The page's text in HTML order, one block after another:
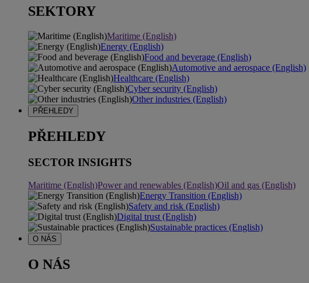
SEKTORY
Maritime (English)
Energy (English)
Food and beverage (English)
Automotive and aerospace (English)
Healthcare (English)
Cyber security (English)
Other industries (English)
PŘEHLEDY
PŘEHLEDY
SECTOR INSIGHTS
Maritime (English)Power and renewables (English)Oil and gas (English)
Energy Transition (English)
Safety and risk (English)
Digital trust (English)
Sustainable practices (English)
O NÁS
O NÁS